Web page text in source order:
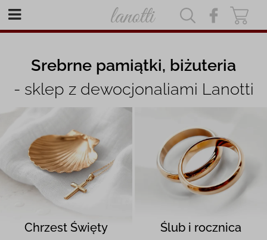
Srebrne pamiątki, biżuteria
- sklep z dewocjonaliami Lanotti
Chrzest Święty Ślub i rocznica